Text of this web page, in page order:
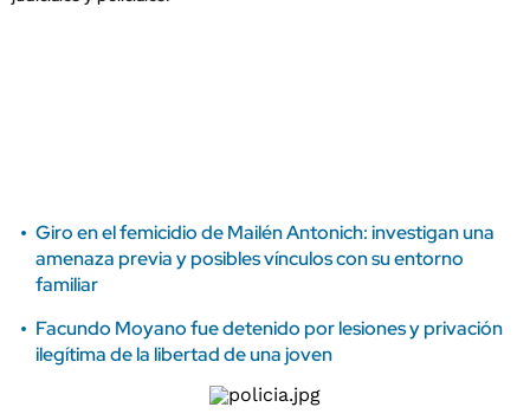
Giro en el femicidio de Mailén Antonich: investigan una
amenaza previa y posibles vínculos con su entorno
familiar
Facundo Moyano fue detenido por lesiones y privación
ilegítima de la libertad de una joven